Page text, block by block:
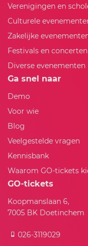
Verenigingen en
Culturele
Zakelijke
Festivals en concerten
Diverse evenementen
Ga snel naar
Demo
Voor wie
Blog
Veelgestelde vragen
Kennisbank
Waarom GO-tickets
GO-tickets
Koopmanslaan 6,
7005 BK Doetinchem
026-3119029